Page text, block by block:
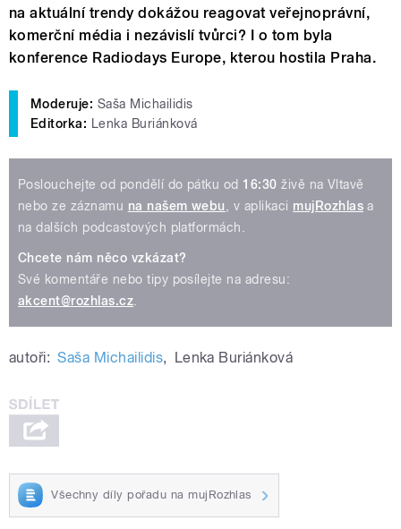
na aktuální trendy dokážou reagovat veřejnoprávní,
komerční média i nezávislí tvůrci? I o tom byla
konference Radiodays Europe, kterou hostila Praha.
Moderuje: Saša Michailidis
Editorka: Lenka Buriánková
Poslouchejte od pondělí do pátku od 16:30 živě na Vltavě
nebo ze záznamu na našem webu , v aplikaci mujRozhlas a
na dalších podcastových platformách.
Chcete nám něco vzkázat?
Své komentáře nebo tipy posílejte na adresu:
akcent@rozhlas.cz
autoři: Saša Michailidis, Lenka Buriánková
Všechny díly pořadu na mujRozhlas